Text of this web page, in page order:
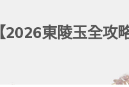
【2026東陵玉全